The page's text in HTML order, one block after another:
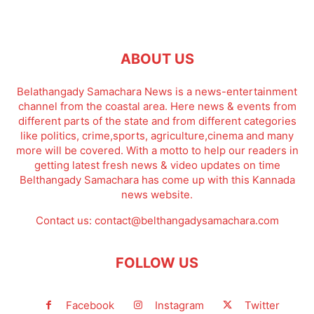
ABOUT US
Belathangady Samachara News is a news-entertainment
channel from the coastal area. Here news & events from
different parts of the state and from different categories
like politics, crime,sports, agriculture,cinema and many
more will be covered. With a motto to help our readers in
getting latest fresh news & video updates on time
Belthangady Samachara has come up with this Kannada
news website.
Contact us: contact@belthangadysamachara.com
FOLLOW US
Facebook Instagram Twitter